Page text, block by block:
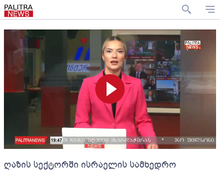
ღაზის სექტორში ისრაელის სამხედრო